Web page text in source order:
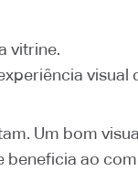
vitrine.
visual
Um bom
ao